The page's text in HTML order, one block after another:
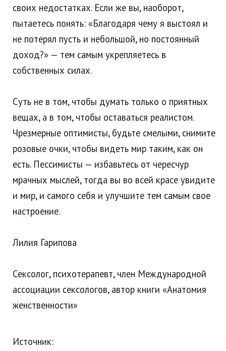
своих недостатках. Если же вы, наоборот,
пытаетесь понять: «Благодаря чему я выстоял и
не потерял пусть и небольшой, но постоянный
доход?» — тем самым укрепляетесь в
собственных силах.
Суть не в том, чтобы думать только о приятных
вещах, а в том, чтобы оставаться реалистом.
Чрезмерные оптимисты, будьте смелыми, снимите
розовые очки, чтобы видеть мир таким, как он
есть. Пессимисты — избавьтесь от чересчур
мрачных мыслей, тогда вы во всей красе увидите
и мир, и самого себя и улучшите тем самым свое
настроение.
Лилия Гарипова
Сексолог, психотерапевт, член Международной
ассоциации сексологов, автор книги «Анатомия
женственности»
Источник: